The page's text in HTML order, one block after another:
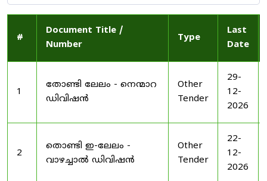
#
Document Title /
Number
Type
Last
Date
1
തോണ്ടി ലേലം - നെന്മാറ
ഡിവിഷൻ
Other
Tender
29-
12-
2026
2
തൊണ്ടി ഇ-ലേലം -
വാഴച്ചാൽ ഡിവിഷൻ
Other
Tender
22-
12-
2026